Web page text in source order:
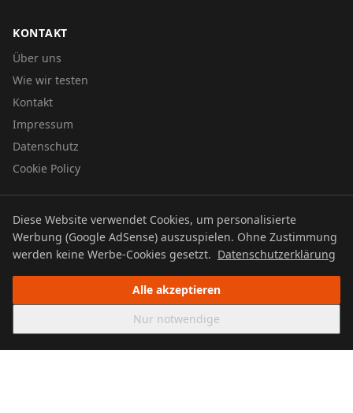
KONTAKT
Über uns
Wie wir testen
Kontakt
Impressum
Datenschutz
Cookie Policy
© 2026 UTBOERG TV
DatenschutzImpressumCookie Policy
Diese Website verwendet Cookies, um personalisierte
Werbung (Google AdSense) auszuspielen. Ohne Zustimmung
werden keine Werbe-Cookies gesetzt. Datenschutzerklärung
Alle akzeptieren
Nur notwendige